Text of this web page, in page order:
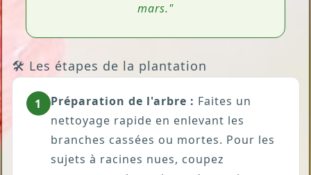
mars."
🛠️ Les étapes de la plantation
1 Préparation de l'arbre : Faites un
nettoyage rapide en enlevant les
branches cassées ou mortes. Pour les
sujets à racines nues, coupez